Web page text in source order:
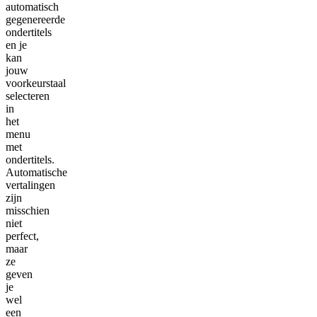
automatisch
gegenereerde
ondertitels
en je
kan
jouw
voorkeurstaal
selecteren
in
het
menu
met
ondertitels.
Automatische
vertalingen
zijn
misschien
niet
perfect,
maar
ze
geven
je
wel
een